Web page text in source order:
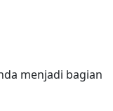
menjadi bagian